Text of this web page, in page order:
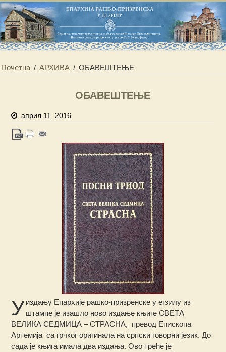
Почетна / АРХИВА / ОБАВЕШТЕЊЕ
ОБАВЕШТЕЊЕ
април 11, 2016
Уиздању Епархије рашко-призренске у егзилу из
штампе је изашло ново издање књиге СВЕТА
ВЕЛИКА СЕДМИЦА – СТРАСНА, превод Епископа
Артемија са грчког оригинала на српски говорни језик. До
сада је књига имала два издања. Ово треће је